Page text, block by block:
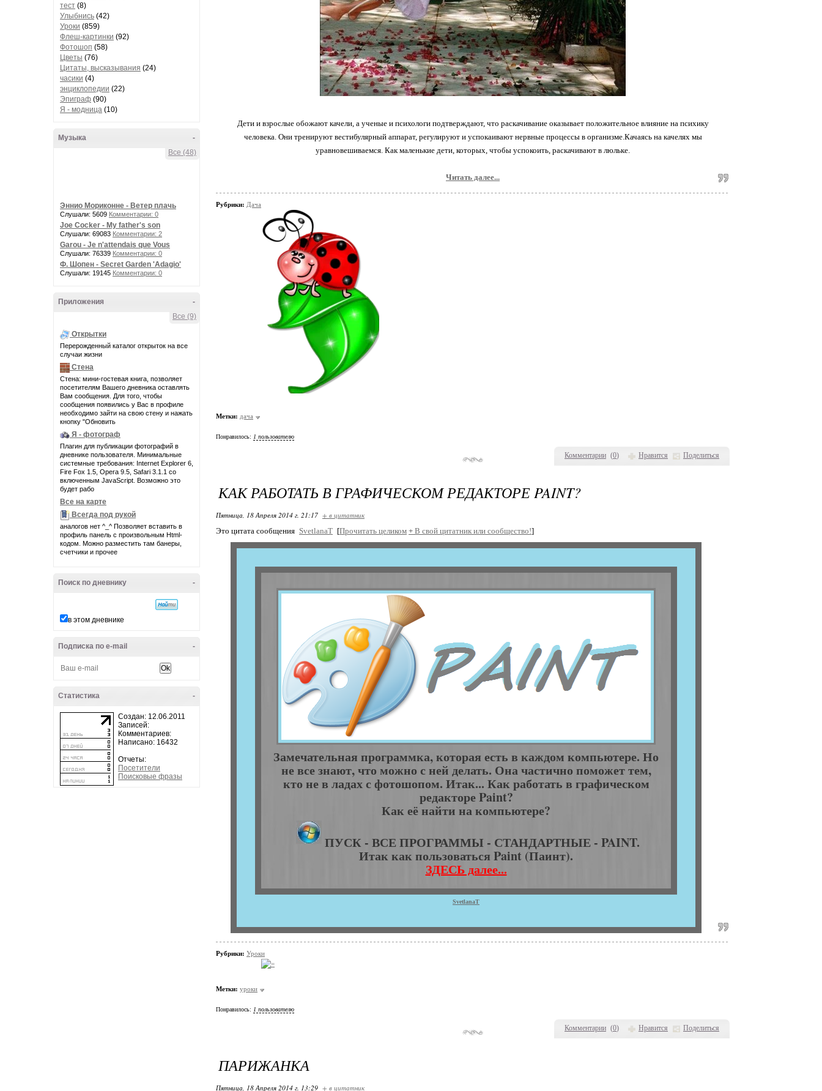
тест (8)
Улыбнись (42)
Уроки (859)
Флеш-картинки (92)
Фотошоп (58)
Цветы (76)
Цитаты, высказывания (24)
часики (4)
энциклопедии (22)
Эпиграф (90)
Я - модница (10)
-
Музыка
Все (48)
Эннио Мориконне - Ветер плачь
Слушали: 5609 Комментарии: 0
Joe Cocker - My father's son
Слушали: 69083 Комментарии: 2
Garou - Je n'attendais que Vous
Слушали: 76339 Комментарии: 0
Ф. Шопен - Secret Garden 'Adagio'
Слушали: 19145 Комментарии: 0
-
Приложения
Все (9)
Открытки
Перерожденный каталог открыток на все
случаи жизни
Стена
Стена: мини-гостевая книга, позволяет
посетителям Вашего дневника оставлять
Вам сообщения. Для того, чтобы
сообщения появились у Вас в профиле
необходимо зайти на свою стену и нажать
кнопку "Обновить
Я - фотограф
Плагин для публикации фотографий в
дневнике пользователя. Минимальные
системные требования: Internet Explorer 6,
Fire Fox 1.5, Opera 9.5, Safari 3.1.1 со
включенным JavaScript. Возможно это
будет рабо
Все на карте
Всегда под рукой
аналогов нет ^_^ Позволяет вставить в
профиль панель с произвольным Html-
кодом. Можно разместить там банеры,
счетчики и прочее
-
Поиск по дневнику
в этом дневнике
-
Подписка по e-mail
-
Статистика
Создан: 12.06.2011
Записей:
Комментариев:
Написано: 16432
Отчеты:
Посетители
Поисковые фразы
Комментарии (0) Нравится Поделиться
Дети и взрослые обожают качели, а ученые и психологи подтверждают, что раскачивание оказывает положительное влияние на психику
человека. Они тренируют вестибулярный аппарат, регулируют и успокаивают нервные процессы в организме.Качаясь на качелях мы
уравновешиваемся. Как маленькие дети, которых, чтобы успокоить, раскачивают в люльке.
Читать далее...
Рубрики: Дача
Метки: дача
Понравилось: 1 пользователю
Комментарии (0) Нравится Поделиться
КАК РАБОТАТЬ В ГРАФИЧЕСКОМ РЕДАКТОРЕ PAINT?
Пятница, 18 Апреля 2014 г. 21:17 + в цитатник
Это цитата сообщения SvetlanaT [Прочитать целиком + В свой цитатник или сообщество!]
Замечательная программка, которая есть в каждом компьютере. Но
не все знают, что можно с ней делать. Она частично поможет тем,
кто не в ладах с фотошопом. Итак... Как работать в графическом
редакторе Paint?
Как её найти на компьютере?
ПУСК - ВСЕ ПРОГРАММЫ - СТАНДАРТНЫЕ - PAINT.
Итак как пользоваться Paint (Паинт).
ЗДЕСЬ далее...
SvetlanaT
Рубрики: Уроки
Метки: уроки
Понравилось: 1 пользователю
ПАРИЖАНКА
Пятница, 18 Апреля 2014 г. 13:29 + в цитатник